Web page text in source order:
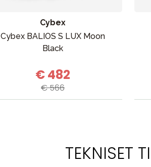
Cybex
Cybex BALIOS S LUX Moon
Black
€ 482
€ 566
TEKNISET